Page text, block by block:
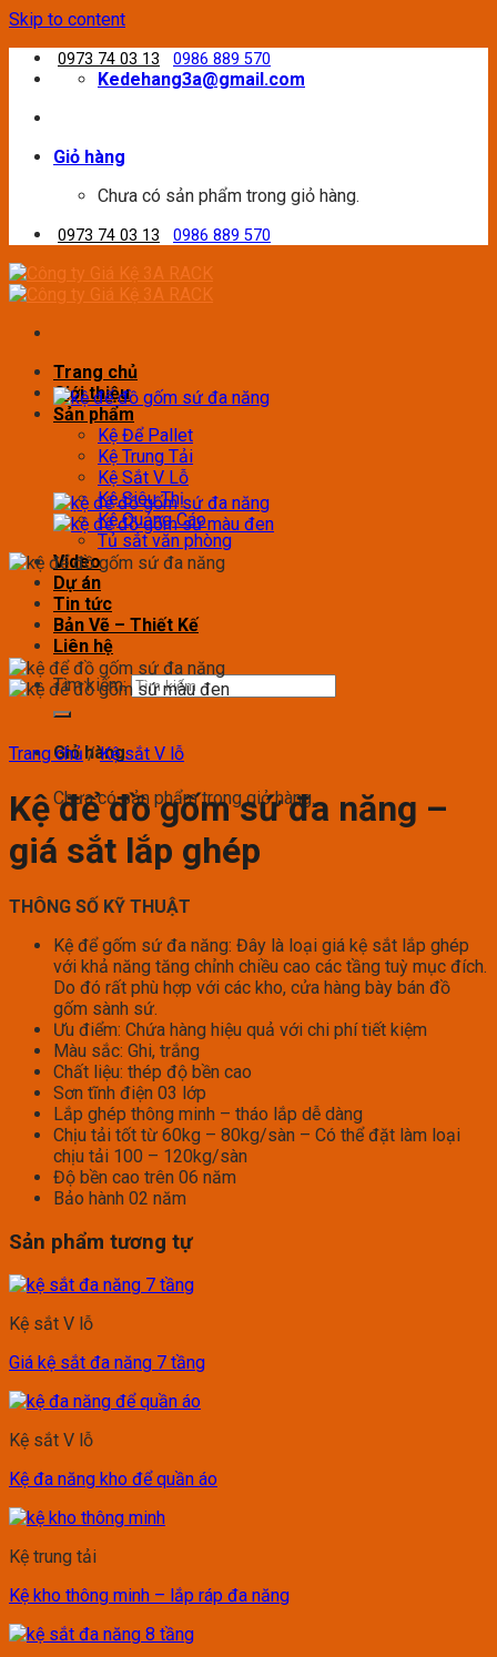
Skip to content
0973 74 03 13 0986 889 570
Kedehang3a@gmail.com
Giỏ hàng
Chưa có sản phẩm trong giỏ hàng.
0973 74 03 13 0986 889 570
Trang chủ
Giới thiệu
Sản phẩm
Kệ Để Pallet
Kệ Trung Tải
Kệ Sắt V Lỗ
Kệ Siêu Thị
Kệ Quảng Cáo
Tủ sắt văn phòng
Video
Dự án
Tin tức
Bản Vẽ – Thiết Kế
Liên hệ
Tìm kiếm:
Giỏ hàng
Chưa có sản phẩm trong giỏ hàng.
Trang chủ / Kệ sắt V lỗ
Kệ để đồ gốm sứ đa năng –
giá sắt lắp ghép
THÔNG SỐ KỸ THUẬT
Kệ để gốm sứ đa năng: Đây là loại giá kệ sắt lắp ghép
với khả năng tăng chỉnh chiều cao các tầng tuỳ mục đích.
Do đó rất phù hợp với các kho, cửa hàng bày bán đồ
gốm sành sứ.
Ưu điểm: Chứa hàng hiệu quả với chi phí tiết kiệm
Màu sắc: Ghi, trắng
Chất liệu: thép độ bền cao
Sơn tĩnh điện 03 lớp
Lắp ghép thông minh – tháo lắp dễ dàng
Chịu tải tốt từ 60kg – 80kg/sàn – Có thể đặt làm loại
chịu tải 100 – 120kg/sàn
Độ bền cao trên 06 năm
Bảo hành 02 năm
Sản phẩm tương tự
Kệ sắt V lỗ
Giá kệ sắt đa năng 7 tầng
Kệ sắt V lỗ
Kệ đa năng kho để quần áo
Kệ trung tải
Kệ kho thông minh – lắp ráp đa năng